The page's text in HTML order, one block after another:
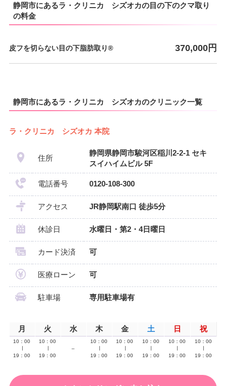
静岡市にあるラ・クリニカ シズオカの目の下のクマ取り
の料金
皮フを切らない目の下脂肪取り® 370,000円
静岡市にあるラ・クリニカ シズオカのクリニック一覧
ラ・クリニカ シズオカ 本院
住所
静岡県静岡市駿河区稲川2-2-1 セキ
スイハイムビル 5F
電話番号 0120-108-300
アクセス JR静岡駅南口 徒歩5分
休診日 水曜日・第2・4日曜日
カード決済 可
医療ローン 可
駐車場 専用駐車場有
月 火 水 木 金 土 日 祝
10：00
19：00
10：00
19：00
–
10：00
19：00
10：00
19：00
10：00
19：00
10：00
19：00
10：00
19：00